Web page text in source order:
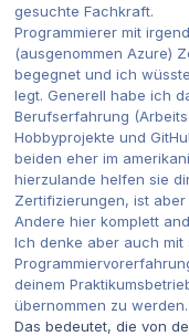
gesuchte Fachkraft.
Programmierer mit
(ausgenommen Azure)
begegnet und ich
legt. Generell habe ich
Berufserfahrung
Hobbyprojekte und
beiden eher im
hierzulande helfen sie
Zertifizierungen, ist
Andere hier komplett
Ich denke aber auch mit
deinem
übernommen zu werden.
Das bedeutet, die von